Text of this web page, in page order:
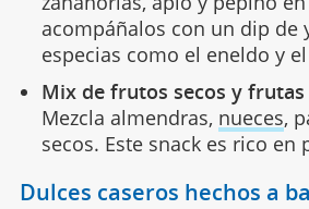
acompáñalos con un dip de
especias como el eneldo y
Mix de frutos secos y
Mezcla almendras, nueces,
secos. Este snack es rico en
Dulces caseros hechos a